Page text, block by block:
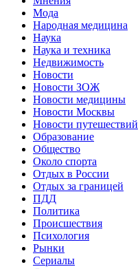
Мода
Народная медицина
Наука
Наука и техника
Недвижимость
Новости
Новости ЗОЖ
Новости медицины
Новости Москвы
Новости путешествий
Образование
Общество
Около спорта
Отдых в России
Отдых за границей
ПДД
Политика
Происшествия
Психология
Рынки
Сериалы